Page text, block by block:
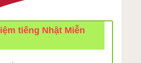
tiếng Nhật Miễn